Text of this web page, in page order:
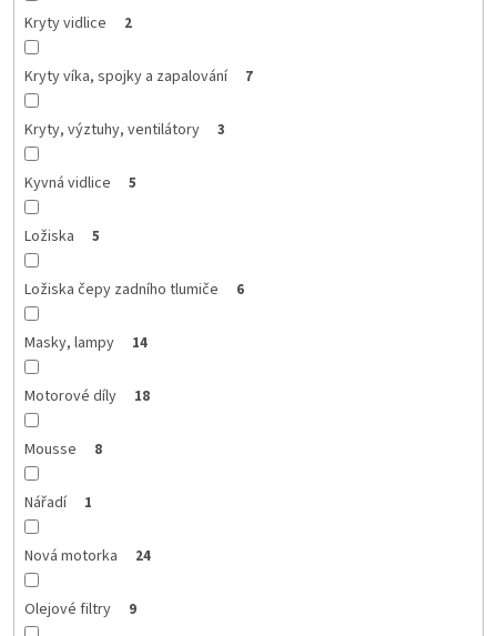
Kryty vidlice 2
Kryty víka, spojky a zapalování 7
Kryty, výztuhy, ventilátory 3
Kyvná vidlice 5
Ložiska 5
Ložiska čepy zadního tlumiče 6
Masky, lampy 14
Motorové díly 18
Mousse 8
Nářadí 1
Nová motorka 24
Olejové filtry 9